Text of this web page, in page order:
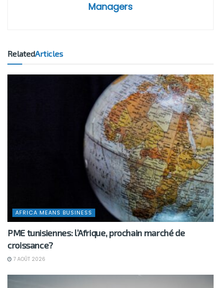
Managers
RelatedArticles
AFRICA MEANS BUSINESS
PME tunisiennes: l’Afrique, prochain marché de
croissance?
7 AOÛT 2026